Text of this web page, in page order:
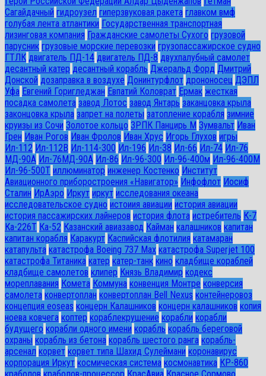
Сагайдачный гидроузел гиперзвуковая ракета главком вмф
голубая лента атлантики Государственная транспортная
лизинговая компания Гражданские самолеты Сухого грузовой
парусник грузовые морские перевозки грузопассажирское судно
ГТЛК двигатель ПД-14 двигатель ПД-8 двухпалубный самолет
десантный катер десантный корабль Джеральд Форд Дмитрий
Донской дозаправка в воздухе Донинтурфлот дрононосец ДЭПЛ
Уфа Евгений Горигледжан Евпатий Коловрат Ермак жесткая
посадка самолета завод Лотос завод Янтарь заканцовка крыла
законцовка крыла запрет на полеты затопление корабля зимние
круизы из Сочи Золотое кольцо ЗРПК Панцирь М Зумвальт Иван
Грен Иван Рогов Иван Фролов Иван Хрус Игорь Глухов игры
Ил-112 Ил-112В Ил-114-300 Ил-196 Ил-38 Ил-66 Ил-74 Ил-76
МД-90А Ил-76МД-90А Ил-86 Ил-96-300 Ил-96-400м Ил-96-400М
Ил-96-500Т иллюминатор инженер Костенко Институт
Авиационного приборостроения «Навигатор» Инфофлот Иосиф
Сталин ИрАэро Иркут иркут исследования океана
исследовательское судно истоиия авиации история авиации
история пассажирских лайнеров история флота истребитель К-7
Ка-226Т Ка-52 Казанский авиазавод Кайман калашников капитан
капитан корабля Каракурт Каспийская флотилия катамаран
катапульта катастрофа Boeing 737 Max катастрофа Superjet 100
катастрофа Титаника катер катер-танк кино кладбище кораблей
кладбище самолетов клипер Князь Владимир кодекс
мореплавания Комета Коммуна конвенция Монтре конверсия
самолета конвертоплан конвертоплан Bell Nexus контейнеровоз
концепция eoseas концерн Калашников концерн калашников копия
ноева ковчега коптер кораблекрушение корабли корабли
будущего корабли одного имени корабль корабль береговой
охраны корабль из бетона корабль шестого ранга корабль-
арсенал корвет корвет типа Шахид Сулеймани коронавирус
корпорация Иркут космическая система космонавтика КР-860